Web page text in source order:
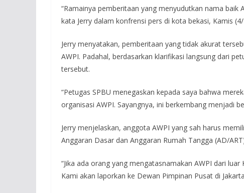
“Ramainya pemberitaan yang menyudutkan nama
kata Jerry dalam konfrensi pers di kota bekasi, Kamis
Jerry menyatakan, pemberitaan yang tidak akurat
AWPI. Padahal, berdasarkan klarifikasi langsung dari
tersebut.
“Petugas SPBU menegaskan kepada saya bahwa
organisasi AWPI. Sayangnya, ini berkembang menjadi
Jerry menjelaskan, anggota AWPI yang sah harus
Anggaran Dasar dan Anggaran Rumah Tangga (AD/
“Jika ada orang yang mengatasnamakan AWPI dari
Kami akan laporkan ke Dewan Pimpinan Pusat di